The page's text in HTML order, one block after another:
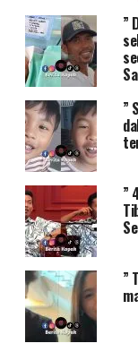
”
”
”
”